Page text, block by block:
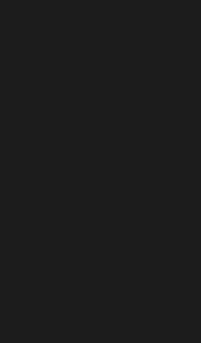
Neuigkeiten über Horrorfilme von